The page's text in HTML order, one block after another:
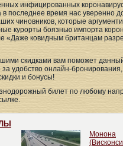
инфицированных
время нас уверенно
чиновников, которые
курорты боязнью импорта
«Даже ковидным британцам
скидками вам поможет
удобство онлайн-
и бонусы!
билет по любому